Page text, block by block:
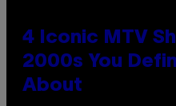
4 Iconic MTV
2000s You
About